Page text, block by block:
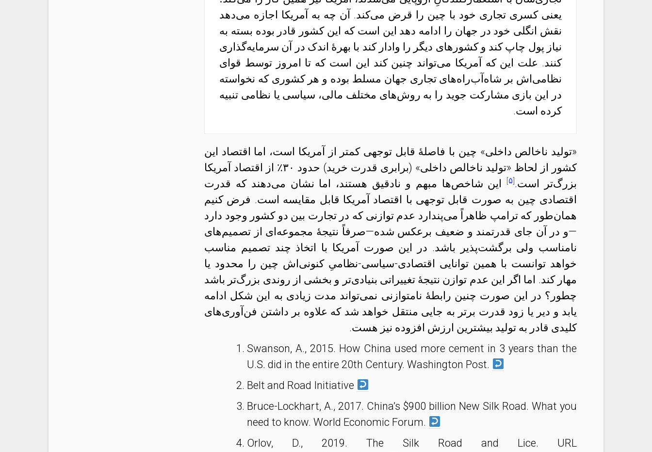
یعنی کسری تجاری خود با چین را قرض می‌کند. آن چه به آمریکا اجازه می‌دهد
نقش انگلی خود در جهان را ادامه دهد این است که این کشور قادر بوده بسته به
نیاز پول چاپ کند و کشورهای دیگر را وادار کند با بهرهٔ اندک در آن سرمایه‌گذاری
کنند. علت این که آمریکا می‌تواند چنین کند این است که تا امروز توسط قوای
نظامی‌اش بر شاه‌‌آب‌راه‌های تجاری جهان مسلط بوده و هر کشوری که نخواسته
در این بازی مشارکت جوید را به روش‌های مختلف مالی، سیاسی یا نظامی تنبیه
کرده است.
«تولید ناخالص داخلی» چین با فاصلهٔ قابل توجهی کمتر از آمریکا است، اما اقتصاد این
کشور از لحاظ «تولید ناخالص داخلی» (برابری قدرت خرید) حدود ۳۰٪ از اقتصاد آمریکا
بزرگ‌تر است.[۵]
این شاخص‌ها مبهم و نادقیق هستند، اما نشان می‌دهند که قدرت
اقتصادی چین به صورت قابل توجهی با اقتصاد آمریکا قابل مقایسه است. فرض کنیم
همان‌طور که ترامپ ظاهراً می‌پندارد عدم توازنی که در تجارت بین دو کشور وجود دارد
—و در آن جای قدرتمند و ضعیف برعکس شده—صرفاً نتیجهٔ مجموعه‌ای از تصمیم‌های
نامناسب ولی برگشت‌پذیر باشد. در این صورت آمریکا با اتخاذ چند تصمیم مناسب
خواهد توانست با همین توانایی اقتصادی-سیاسی-نظامیِ کنونی‌اش چین را محدود یا
مهار کند. اما اگر این عدم توازن نتیجهٔ تغییراتی بنیادی‌تر و بخشی از روندی بزرگ‌تر باشد
چطور؟ در این صورت چنین رابطهٔ نامتوازنی نمی‌تواند مدت زیادی به این شکل ادامه
یابد و دیر یا زود قدرت برتر به جایی منتقل خواهد شد که علاوه بر داشتن فن‌آوری‌های
کلیدی قادر به تولید بیشترین ارزش افزوده نیز هست.
Swanson, A., 2015. How China used more cement in 3 years than the
U.S. did in the entire 20th Century. Washington Post.
Belt and Road Initiative
Bruce-Lockhart, A., 2017. China’s $900 billion New Silk Road. What you
need to know. World Economic Forum.
Orlov, D., 2019. The Silk Road and Lice. URL